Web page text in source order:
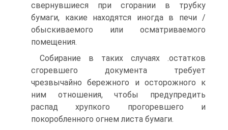
свернувшиеся при сгорании в трубку
бумаги, какие находятся иногда в печи /
обыскиваемого или осматриваемого
помещения.
Собирание в таких случаях .остатков
сгоревшего документа требует
чрезвычайно бережного и осторожного к
ним отношения, чтобы предупредить
распад хрупкого прогоревшего и
покоробленного огнем листа бумаги.